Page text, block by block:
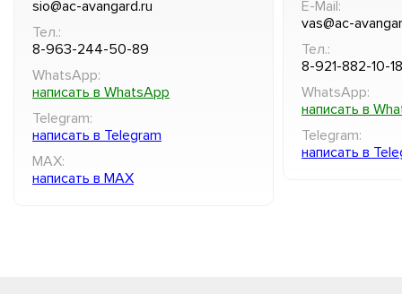
sio@ac-avangard.ru
Тел.:
8-963-244-50-89
WhatsApp:
написать в WhatsApp
Telegram:
написать в Telegram
MAX:
написать в MAX
E-Mail:
vas@ac-
Тел.:
8-921-882-10-18
WhatsApp:
написать в
Telegram:
написать в